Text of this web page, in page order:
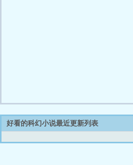
好看的科幻小说最近更新列表